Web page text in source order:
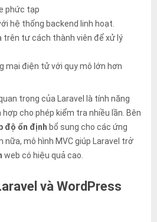
phức tạp
hệ thống backend linh hoạt.
trên tư cách thành viên để xử lý
mại điện tử với quy mô lớn hơn
trọng của Laravel là tính năng
cho phép kiểm tra nhiều lần. Bên
độ ổn định bổ sung cho các ứng
nữa, mô hình MVC giúp Laravel trở
web có hiệu quả cao.
và WordPress